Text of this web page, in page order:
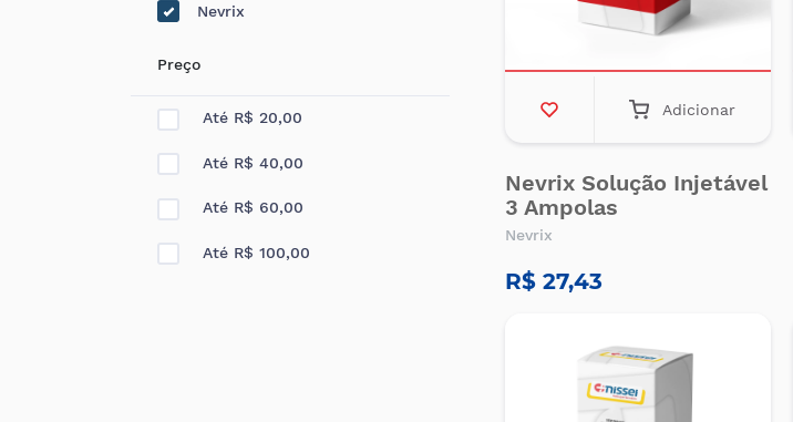
Nevrix
Preço
Até R$ 20,00
Até R$ 40,00
Até R$ 60,00
Até R$ 100,00
Adicionar
Nevrix Solução Injetável
3 Ampolas
Nevrix
R$ 27,43